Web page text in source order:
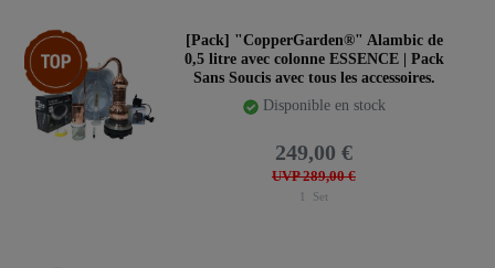
Article phare
[Pack] "CopperGarden®" Alambic de
0,5 litre avec colonne ESSENCE | Pack
Sans Soucis avec tous les accessoires.
Disponible en stock
UVP 289,00 €
249,00 €
1 Set